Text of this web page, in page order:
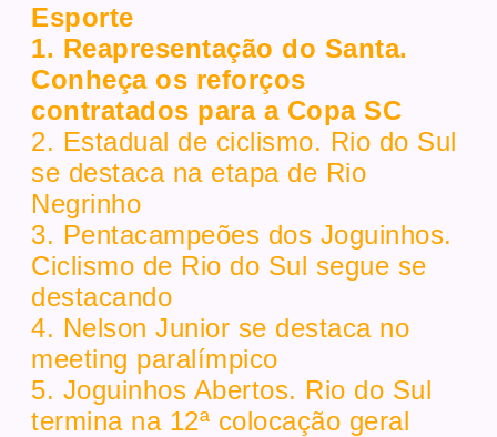
Esporte
1. Reapresentação do Santa.
Conheça os reforços
contratados para a Copa SC
2. Estadual de ciclismo. Rio do Sul
se destaca na etapa de Rio
Negrinho
3. Pentacampeões dos Joguinhos.
Ciclismo de Rio do Sul segue se
destacando
4. Nelson Junior se destaca no
meeting paralímpico
5. Joguinhos Abertos. Rio do Sul
termina na 12ª colocação geral